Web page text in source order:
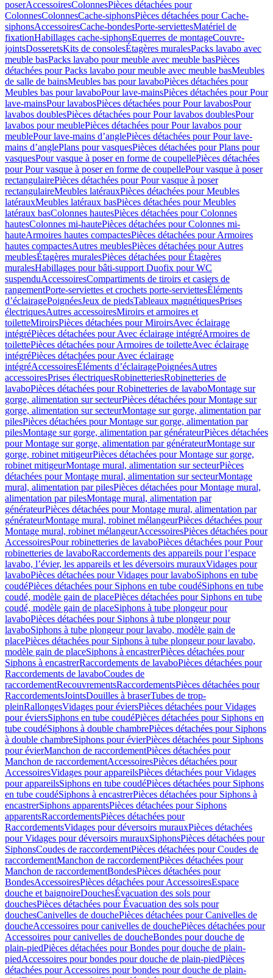
poserAccessoiresColonnesPièces détachées pour
ColonnesColonnesCache-siphonsPièces détachées pour Cache-
siphonsAccessoiresCache-bondesPorte-serviettesMatériel de
fixationHabillages cache-siphonsEquerres de montageCouvre-
jointsDosseretsKits de consolesÉtagères muralesPacks lavabo avec
meuble basPacks lavabo pour meuble avec meuble basPièces
détachées pour Packs lavabo pour meuble avec meuble basMeubles
de salle de bainsMeubles bas pour lavaboPièces détachées pour
Meubles bas pour lavaboPour lave-mainsPièces détachées pour Pour
lave-mainsPour lavabosPièces détachées pour Pour lavabosPour
lavabos doublesPièces détachées pour Pour lavabos doublesPour
lavabos pour meublePièces détachées pour Pour lavabos pour
meublePour lave-mains d’anglePièces détachées pour Pour lave-
mains d’anglePlans pour vasquesPièces détachées pour Plans pour
vasquesPour vasque à poser en forme de coupellePièces détachées
pour Pour vasque à poser en forme de coupellePour vasque à poser
rectangulairePièces détachées pour Pour vasque à poser
rectangulaireMeubles latérauxPièces détachées pour Meubles
latérauxMeubles latéraux basPièces détachées pour Meubles
latéraux basColonnes hautesPièces détachées pour Colonnes
hautesColonnes mi-hautePièces détachées pour Colonnes mi-
hauteArmoires hautes compactesPièces détachées pour Armoires
hautes compactesAutres meublesPièces détachées pour Autres
meublesÉtagères muralesPièces détachées pour Étagères
muralesHabillages pour bâti-support Duofix pour WC
suspenduAccessoiresCompartiments de tiroirs et casiers de
rangementPorte-serviettes et crochets porte-serviettesÉléments
d’éclairagePoignéesJeux de piedsTableaux magnétiquesPrises
électriquesAutres accessoiresMiroirs et armoires et
toiletteMiroirsPièces détachées pour MiroirsAvec éclairage
intégréPièces détachées pour Avec éclairage intégréArmoires de
toilettePièces détachées pour Armoires de toiletteAvec éclairage
intégréPièces détachées pour Avec éclairage
intégréAccessoiresÉléments d’éclairagePoignéesAutres
accessoiresPrises électriquesRobinetteriesRobinetteries de
lavaboPièces détachées pour Robinetteries de lavaboMontage sur
gorge, alimentation sur secteurPièces détachées pour Montage sur
gorge, alimentation sur secteurMontage sur gorge, alimentation par
pilesPièces détachées pour Montage sur gorge, alimentation par
pilesMontage sur gorge, alimentation par générateurPièces détachées
pour Montage sur gorge, alimentation par générateurMontage sur
gorge, robinet mitigeurPièces détachées pour Montage sur gorge,
robinet mitigeurMontage mural, alimentation sur secteurPièces
détachées pour Montage mural, alimentation sur secteurMontage
mural, alimentation par pilesPièces détachées pour Montage mural,
alimentation par pilesMontage mural, alimentation par
générateurPièces détachées pour Montage mural, alimentation par
générateurMontage mural, robinet mélangeurPièces détachées pour
Montage mural, robinet mélangeurAccessoiresPièces détachées pour
AccessoiresPour robinetteries de lavaboPièces détachées pour Pour
robinetteries de lavaboRaccordements des appareils pour l’espace
lavabo, l’évier, les appareils et les déversoirs murauxVidages pour
lavaboPièces détachées pour Vidages pour lavaboSiphons en tube
coudéPièces détachées pour Siphons en tube coudéSiphons en tube
coudé, modèle gain de placePièces détachées pour Siphons en tube
coudé, modèle gain de placeSiphons à tube plongeur pour
lavaboPièces détachées pour Siphons à tube plongeur pour
lavaboSiphons à tube plongeur pour lavabo, modèle gain de
placePièces détachées pour Siphons à tube plongeur pour lavabo,
modèle gain de placeSiphons à encastrerPièces détachées pour
Siphons à encastrerRaccordements de lavaboPièces détachées pour
Raccordements de lavaboCoudes de
raccordementRecouvrementsRaccordementsPièces détachées pour
RaccordementsJointsDouilles à braserTubes de trop-
pleinRallongesVidages pour éviersPièces détachées pour Vidages
pour éviersSiphons en tube coudéPièces détachées pour Siphons en
tube coudéSiphons à double chambrePièces détachées pour Siphons
à double chambreSiphons pour évierPièces détachées pour Siphons
pour évierManchon de raccordementPièces détachées pour
Manchon de raccordementAccessoiresPièces détachées pour
AccessoiresVidages pour appareilsPièces détachées pour Vidages
pour appareilsSiphons en tube coudéPièces détachées pour Siphons
en tube coudéSiphons à encastrerPièces détachées pour Siphons à
encastrerSiphons apparentsPièces détachées pour Siphons
apparentsRaccordementsPièces détachées pour
RaccordementsVidages pour déversoirs murauxPièces détachées
pour Vidages pour déversoirs murauxSiphonsPièces détachées pour
SiphonsCoudes de raccordementPièces détachées pour Coudes de
raccordementManchon de raccordementPièces détachées pour
Manchon de raccordementBondesPièces détachées pour
BondesAccessoiresPièces détachées pour AccessoiresEspace
douche et baignoireDouchesÉvacuation des sols pour
douchesPièces détachées pour Évacuation des sols pour
douchesCanivelles de douchePièces détachées pour Canivelles de
doucheAccessoires pour canivelles de douchePièces détachées pour
Accessoires pour canivelles de doucheBondes pour douche de
plain-piedPièces détachées pour Bondes pour douche de plain-
piedAccessoires pour bondes pour douche de plain-piedPièces
détachées pour Accessoires pour bondes pour douche de plain-